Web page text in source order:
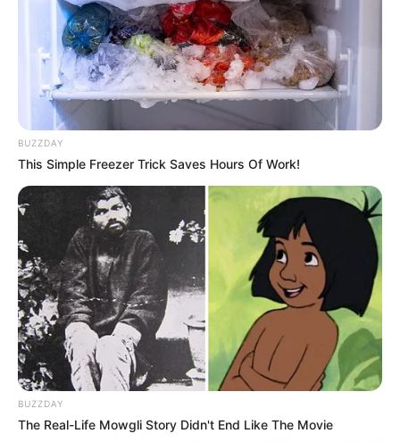
BUZZDAY
This Simple Freezer Trick Saves Hours Of Work!
BUZZDAY
The Real-Life Mowgli Story Didn't End Like The Movie